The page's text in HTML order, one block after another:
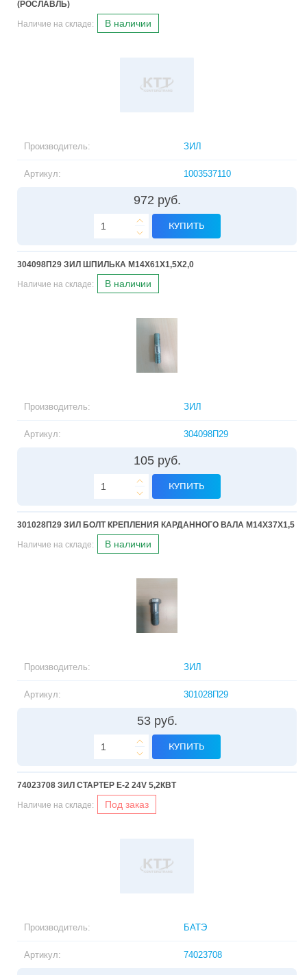
(РОСЛАВЛЬ)
Наличие на складе: В наличии
Производитель: ЗИЛ
Артикул: 1003537110
972 руб.
КУПИТЬ
304098П29 ЗИЛ ШПИЛЬКА М14Х61Х1,5Х2,0
Наличие на складе: В наличии
Производитель: ЗИЛ
Артикул: 304098П29
105 руб.
КУПИТЬ
301028П29 ЗИЛ БОЛТ КРЕПЛЕНИЯ КАРДАННОГО ВАЛА М14Х37Х1,5
Наличие на складе: В наличии
Производитель: ЗИЛ
Артикул: 301028П29
53 руб.
КУПИТЬ
74023708 ЗИЛ СТАРТЕР Е-2 24V 5,2КВТ
Наличие на складе: Под заказ
Производитель: БАТЭ
Артикул: 74023708